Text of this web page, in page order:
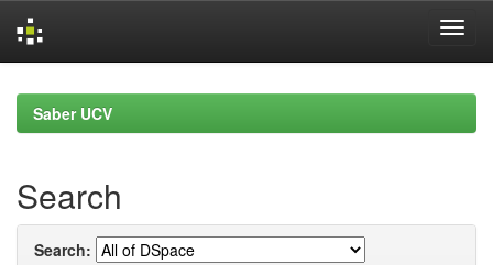
navigationSaber UCV
Search
Search: